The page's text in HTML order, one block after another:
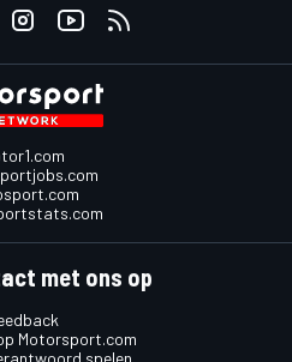
met ons op
Motorsport.com